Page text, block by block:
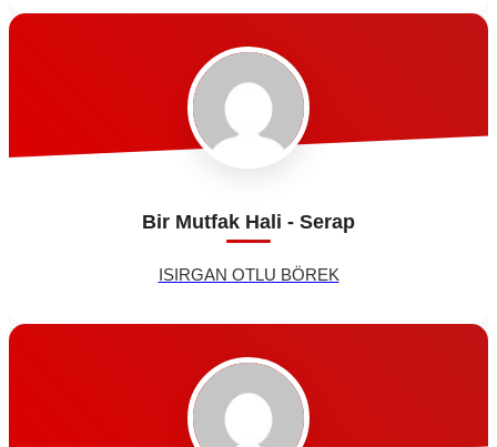
Bir Mutfak Hali - Serap
ISIRGAN OTLU BÖREK